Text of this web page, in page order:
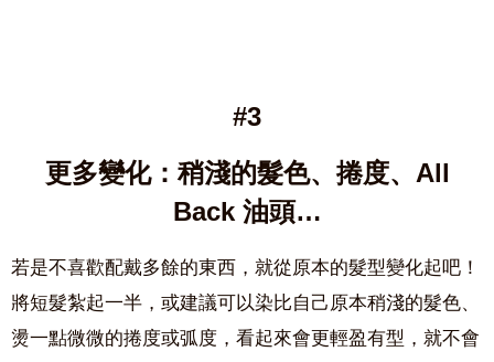
#3
更多變化：稍淺的髮色、捲度、All
Back 油頭…
若是不喜歡配戴多餘的東西，就從原本的髮型變化起吧！
將短髮紮起一半，或建議可以染比自己原本稍淺的髮色、
燙一點微微的捲度或弧度，看起來會更輕盈有型，就不會